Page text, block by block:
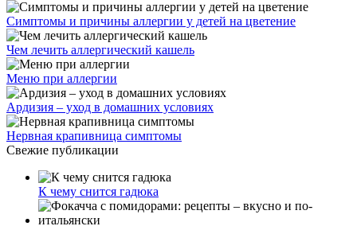
Симптомы и причины аллергии у детей на цветение
Чем лечить аллергический кашель
Меню при аллергии
Ардизия – уход в домашних условиях
Нервная крапивница симптомы
Свежие публикации
К чему снится гадюка